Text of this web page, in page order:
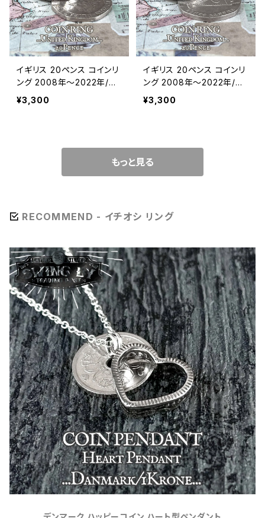
イギリス 20ペンス コインリ
ング 2008年～2022年/エ
リザベス面 (リング幅4.7m
m）
¥3,300
イギリス 20ペンス コインリ
ング 2008年〜2022年/国
章面（リング幅3〜3.2mm）
¥3,300
もっと見る
RECOMMEND - イチオシ リング